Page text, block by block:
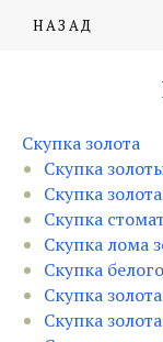
НАЗАД
Скупка золота
Скупка
Скупка
Скупка
Скупка лома
Скупка
Скупка
Скупка